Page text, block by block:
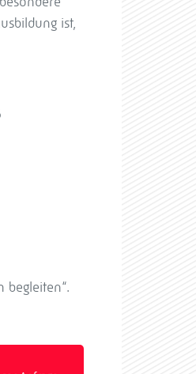
ist,
begleiten“.